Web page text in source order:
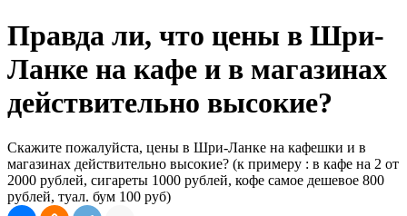
Правда ли, что цены в Шри-
Ланке на кафе и в магазинах
действительно высокие?
Скажите пожалуйста, цены в Шри-Ланке на кафешки и в
магазинах действительно высокие? (к примеру : в кафе на 2 от
2000 рублей, сигареты 1000 рублей, кофе самое дешевое 800
рублей, туал. бум 100 руб)